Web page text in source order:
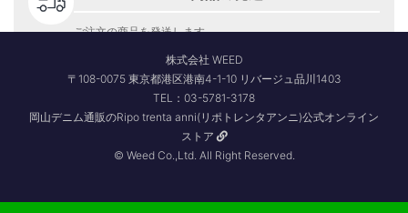
ご注文の商品を発送します。
株式会社 WEED
〒108-0075 東京都港区港南4-1-10 リバージュ品川1403
TEL：03-5781-3178
岡山デニム通販のRipo trenta anni(リポトレンタアンニ)公式オンライン
ストア
© Weed Co.,Ltd. All Right Reserved.